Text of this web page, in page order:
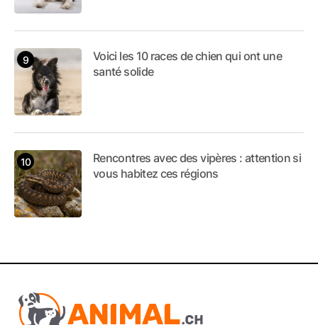
Voici les 10 races de chien qui ont une
santé solide
Rencontres avec des vipères : attention si
vous habitez ces régions